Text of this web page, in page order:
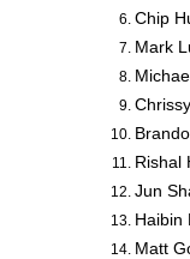
Chip
Mark
Rishal
Jun
Haibin
Matt